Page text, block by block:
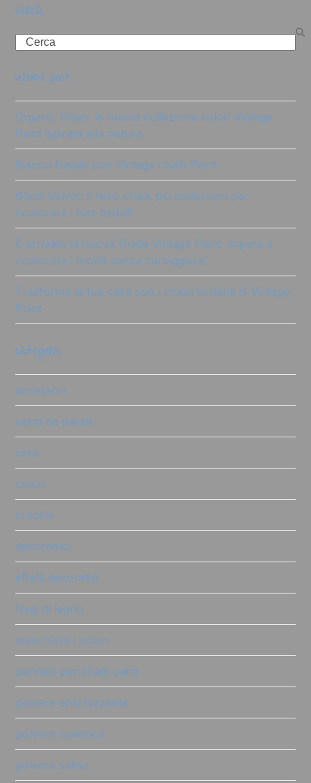
cerca
Search
ultimi post
Organic Vibes: la nuova collezione colori Vintage
Paint ispirata alla natura
Bianco Natale con Vintage chalk Paint
Black Velvet: il nero chalk più misterioso per
ricolorare i tuoi mobili!
È arrivata la nuova Guida Vintage Paint: impara a
ricolorare i mobili senza carteggiare!
Trasforma la tua casa con i colori brillanti di Vintage
Paint
categorie
accessori
carta da parati
cere
colori
crackle
decoratrici
effetti decorativi
fregi di legno
mescolare i colori
pennelli per chalk paint
polvere antichizzante
polvere materica
polvere salina